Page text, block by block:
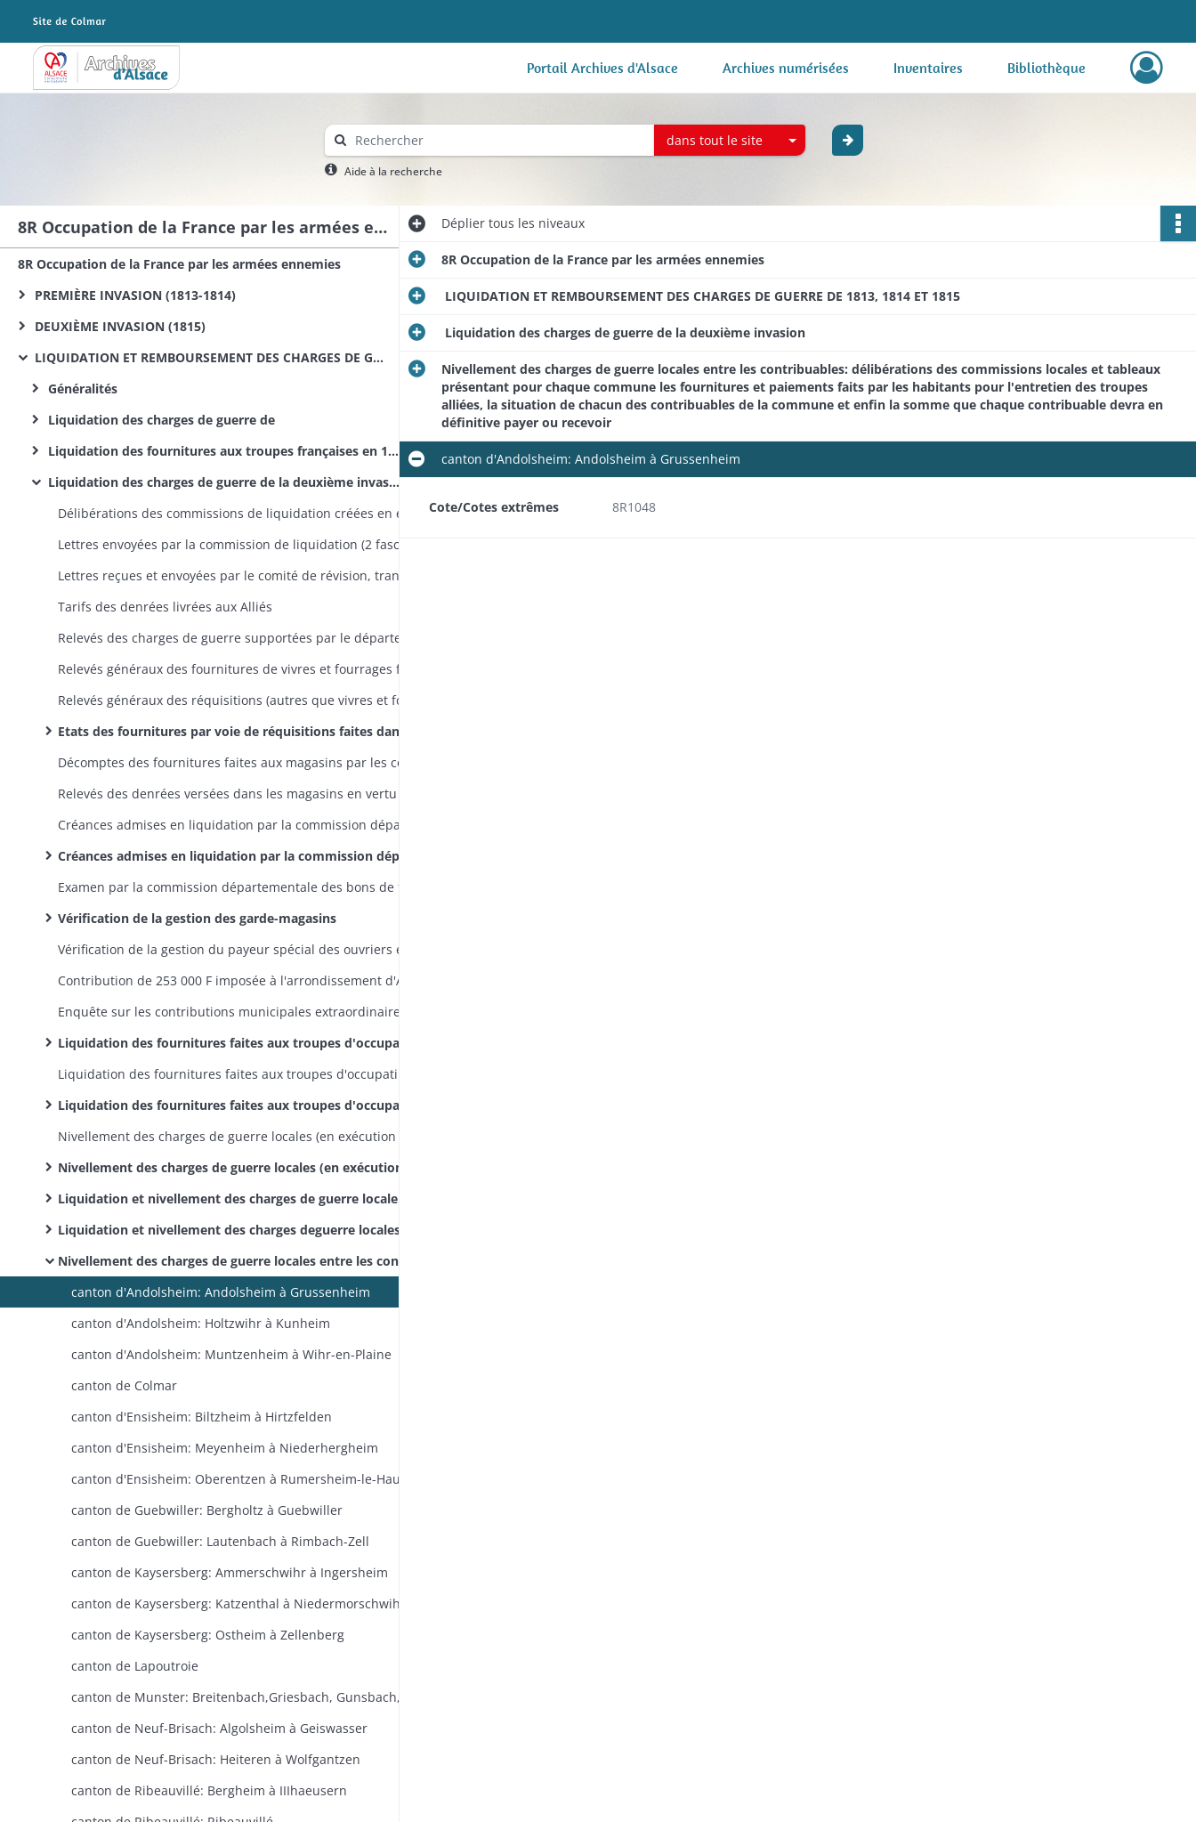
Archives Alsace - Colmar Portail Archives d'Alsace Archives numérisées Inventaires Bibliothèque
dans tout le site
Aide à la recherche
8R Occupation de la France par les armées ennemies
8R Occupation de la France par les armées ennemies
PREMIÈRE INVASION (1813-1814)
DEUXIÈME INVASION (1815)
LIQUIDATION ET REMBOURSEMENT DES CHARGES DE GUERRE DE 1813, 1814 ET 1815
Généralités
Liquidation des charges de guerre de
Liquidation des fournitures aux troupes françaises en 1815
Liquidation des charges de guerre de la deuxième invasion
Tarifs des denrées livrées aux Alliés
Etats des fournitures par voie de réquisitions faites dans les communes postérieurement au 26 juin 1815 (états par commune)
Créances admises en liquidation par la commission départementale: dossiers (pièces justificatives, arrêtés de la commission, correspondance)
Vérification de la gestion des garde-magasins
Liquidation des fournitures faites aux troupes d'occupation entre le 1er décembre 1815 et le 15 février 1816: pièces justificatives, états comptables, correspondance, pourvoi en Conseil d'Etat contre les réductions opérées par le ministère de la Guerre, réintégration du département dans ses droits
Liquidation des fournitures faites aux troupes d'occupation entre le 1er décembre 1815 et le 15 février 1816: décomptes des fournitures faites en vertu de marchés
Nivellement des charges de guerre locales (en exécution d'un arrêté préfectoral du 30 juin 1827): registres d'inscription des sommes dues par les communes ou aux communes ainsi que des sommes dues par les contribuables ou aux contribuables
Liquidation et nivellement des charges de guerre locales: comptes, pièces justificatives, correspondance (dossiers dans l'ordre alphabétique des communes)
Liquidation et nivellement des charges deguerre locales: pièces justificatives résiduelles (classement par canton)
Nivellement des charges de guerre locales entre les contribuables: délibérations des commissions locales et tableaux présentant pour chaque commune les fournitures et paiements faits par les habitants pour l'entretien des troupes alliées, la situation de chacun des contribuables de la commune et enfin la somme que chaque contribuable devra en définitive payer ou recevoir
canton d'Andolsheim: Andolsheim à Grussenheim
canton d'Andolsheim: Holtzwihr à Kunheim
canton d'Andolsheim: Muntzenheim à Wihr-en-Plaine
canton de Colmar
canton d'Ensisheim: Biltzheim à Hirtzfelden
canton d'Ensisheim: Meyenheim à Niederhergheim
canton d'Ensisheim: Oberentzen à Rumersheim-le-Haut
canton de Guebwiller: Bergholtz à Guebwiller
canton de Guebwiller: Lautenbach à Rimbach-Zell
canton de Kaysersberg: Ammerschwihr à Ingersheim
canton de Kaysersberg: Katzenthal à Niedermorschwihr
canton de Kaysersberg: Ostheim à Zellenberg
canton de Lapoutroie
canton de Neuf-Brisach: Algolsheim à Geiswasser
canton de Neuf-Brisach: Heiteren à Wolfgantzen
canton de Ribeauvillé: Bergheim à IIIhaeusern
Dépliertous les niveaux
8R Occupation de la France par les armées ennemies
LIQUIDATION ET REMBOURSEMENT DES CHARGES DE GUERRE DE 1813, 1814 ET 1815
Liquidation des charges de guerre de la deuxième invasion
Nivellement des charges de guerre locales entre les contribuables: délibérations des commissions locales et tableaux
présentant pour chaque commune les fournitures et paiements faits par les habitants pour l'entretien des troupes
alliées, la situation de chacun des contribuables de la commune et enfin la somme que chaque contribuable devra en
définitive payer ou recevoir
canton d'Andolsheim: Andolsheim à Grussenheim
Cote/Cotes extrêmes 8R1048